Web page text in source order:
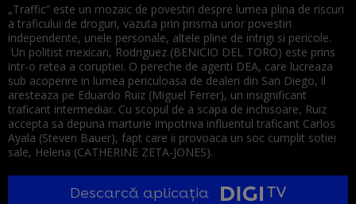
„Traffic” este un mozaic de povestiri despre lumea plina de riscuri
a traficului de droguri, vazuta prin prisma unor povestiri
independente, unele personale, altele pline de intrigi si pericole.
Un politist mexican, Rodriguez (BENICIO DEL TORO) este prins
intr-o retea a coruptiei. O pereche de agenti DEA, care lucreaza
sub acoperire in lumea periculoasa de dealeri din San Diego, il
aresteaza pe Eduardo Ruiz (Miguel Ferrer), un insignificant
traficant intermediar. Cu scopul de a scapa de inchisoare, Ruiz
accepta sa depuna marturie impotriva influentul traficant Carlos
Ayala (Steven Bauer), fapt care ii provoaca un soc cumplit sotiei
sale, Helena (CATHERINE ZETA-JONES).
Descarcă aplicația